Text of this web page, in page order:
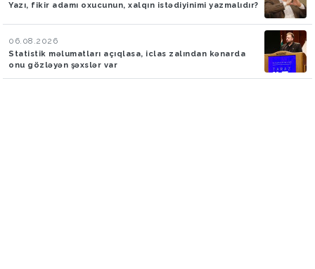
Yazı, fikir adamı oxucunun, xalqın istədiyinimi yazmalıdır?
06.08.2026
Statistik məlumatları açıqlasa, iclas zalından kənarda
onu gözləyən şəxslər var